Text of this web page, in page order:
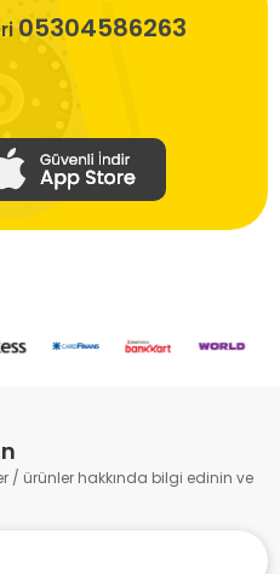
05304586263
/ ürünler hakkında bilgi edinin ve